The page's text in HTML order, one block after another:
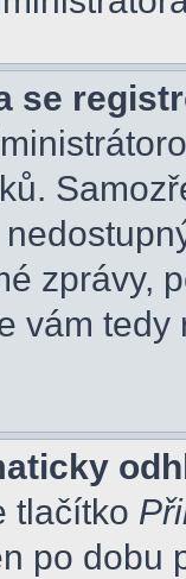
se
zprávy,
vám
tlačítko
po dobu